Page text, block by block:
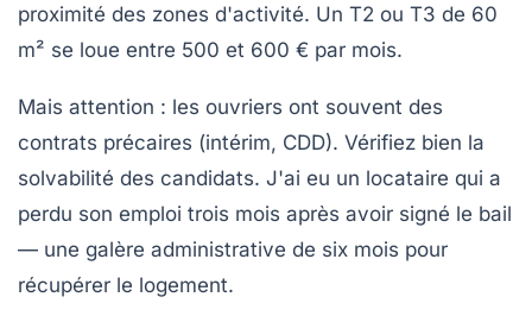
proximité des zones d'activité. Un T2 ou T3 de 60
m² se loue entre 500 et 600 € par mois.
Mais attention : les ouvriers ont souvent des
contrats précaires (intérim, CDD). Vérifiez bien la
solvabilité des candidats. J'ai eu un locataire qui a
perdu son emploi trois mois après avoir signé le bail
— une galère administrative de six mois pour
récupérer le logement.